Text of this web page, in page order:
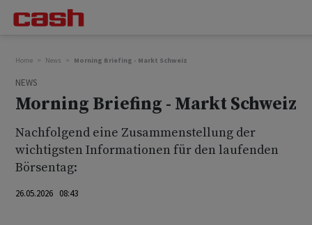
Home News Morning Briefing - Markt Schweiz
NEWS
Morning Briefing - Markt Schweiz
Nachfolgend eine Zusammenstellung der
wichtigsten Informationen für den laufenden
Börsentag:
26.05.2026 08:43